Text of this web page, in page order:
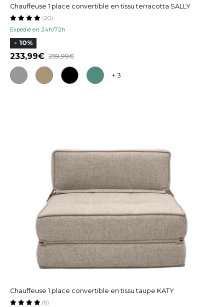
Chauffeuse 1 place convertible en tissu terracotta SALLY
Expedié en 24h/72h
(20)
- 10%
233,99 259,99
+ 3
Chauffeuse 1 place convertible en tissu taupe KATY
(6)